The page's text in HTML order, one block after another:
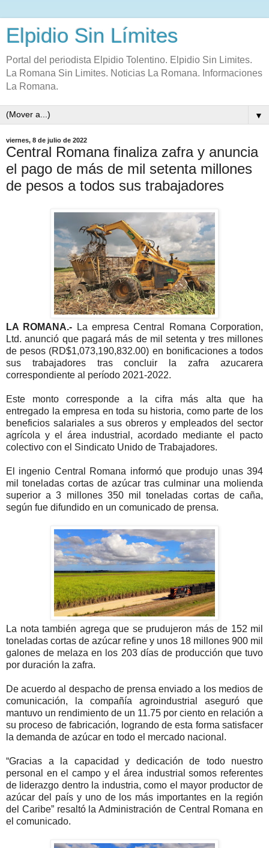
Elpidio Sin Límites
Portal del periodista Elpidio Tolentino. Elpidio Sin Limites.
La Romana Sin Limites. Noticias La Romana. Informaciones
La Romana.
▼
viernes, 8 de julio de 2022
Central Romana finaliza zafra y anuncia
el pago de más de mil setenta millones
de pesos a todos sus trabajadores
LA ROMANA.-
La empresa Central Romana Corporation,
Ltd. anunció que pagará más de mil setenta y tres millones
de pesos (RD$1,073,190,832.00) en bonificaciones a todos
sus trabajadores tras concluir la zafra azucarera
correspondiente al período 2021-2022.
Este monto corresponde a la cifra más alta que ha
entregado la empresa en toda su historia, como parte de los
beneficios salariales a sus obreros y empleados del sector
agrícola y el área industrial, acordado mediante el pacto
colectivo con el Sindicato Unido de Trabajadores.
El ingenio Central Romana informó que produjo unas 394
mil toneladas cortas de azúcar tras culminar una molienda
superior a 3 millones 350 mil toneladas cortas de caña,
según fue difundido en un comunicado de prensa.
La nota también agrega que se prudujeron más de 152 mil
toneladas cortas de azúcar refine y unos 18 millones 900 mil
galones de melaza en los 203 días de producción que tuvo
por duración la zafra.
De acuerdo al despacho de prensa enviado a los medios de
comunicación, la compañía agroindustrial aseguró que
mantuvo un rendimiento de un 11.75 por ciento en relación a
su proceso de fabricación, logrando de esta forma satisfacer
la demanda de azúcar en todo el mercado nacional.
“Gracias a la capacidad y dedicación de todo nuestro
personal en el campo y el área industrial somos referentes
de liderazgo dentro la industria, como el mayor productor de
azúcar del país y uno de los más importantes en la región
del Caribe” resaltó la Administración de Central Romana en
el comunicado.